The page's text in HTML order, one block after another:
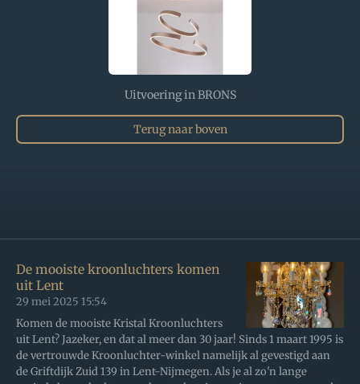
Uitvoering in BRONS
Terug naar boven
De mooiste kroonluchters komen
uit Lent
29 mei 2025 15:54
Komen de mooiste Kristal Kroonluchters
uit Lent? Jazeker, en dat al meer dan 30 jaar! Sinds 1 maart 1995 is
de vertrouwde Kroonluchter-winkel namelijk al gevestigd aan
de Griftdijk Zuid 139 in Lent-Nijmegen. Als je al zo'n lange